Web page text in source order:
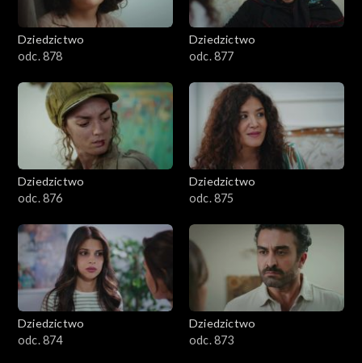
Dziedzictwo
odc. 878
Dziedzictwo
odc. 877
Dziedzictwo
odc. 876
Dziedzictwo
odc. 875
Dziedzictwo
odc. 874
Dziedzictwo
odc. 873